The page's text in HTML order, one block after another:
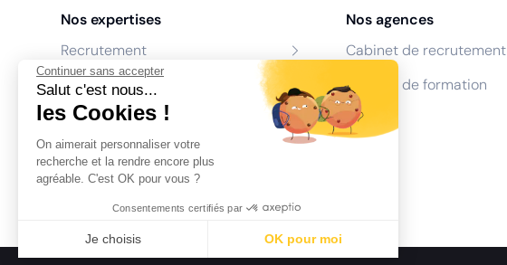
Continuer sans accepter
Salut c'est nous...
les Cookies !
On aimerait personnaliser votre
recherche et la rendre encore plus
agréable. C'est OK pour vous ?
Consentements certifiés par
Je choisis OK pour moi
Nos expertises
Recrutement
Formation
Coaching
Conseil
Nos agences
Cabinet de recrutement
Centres de formation